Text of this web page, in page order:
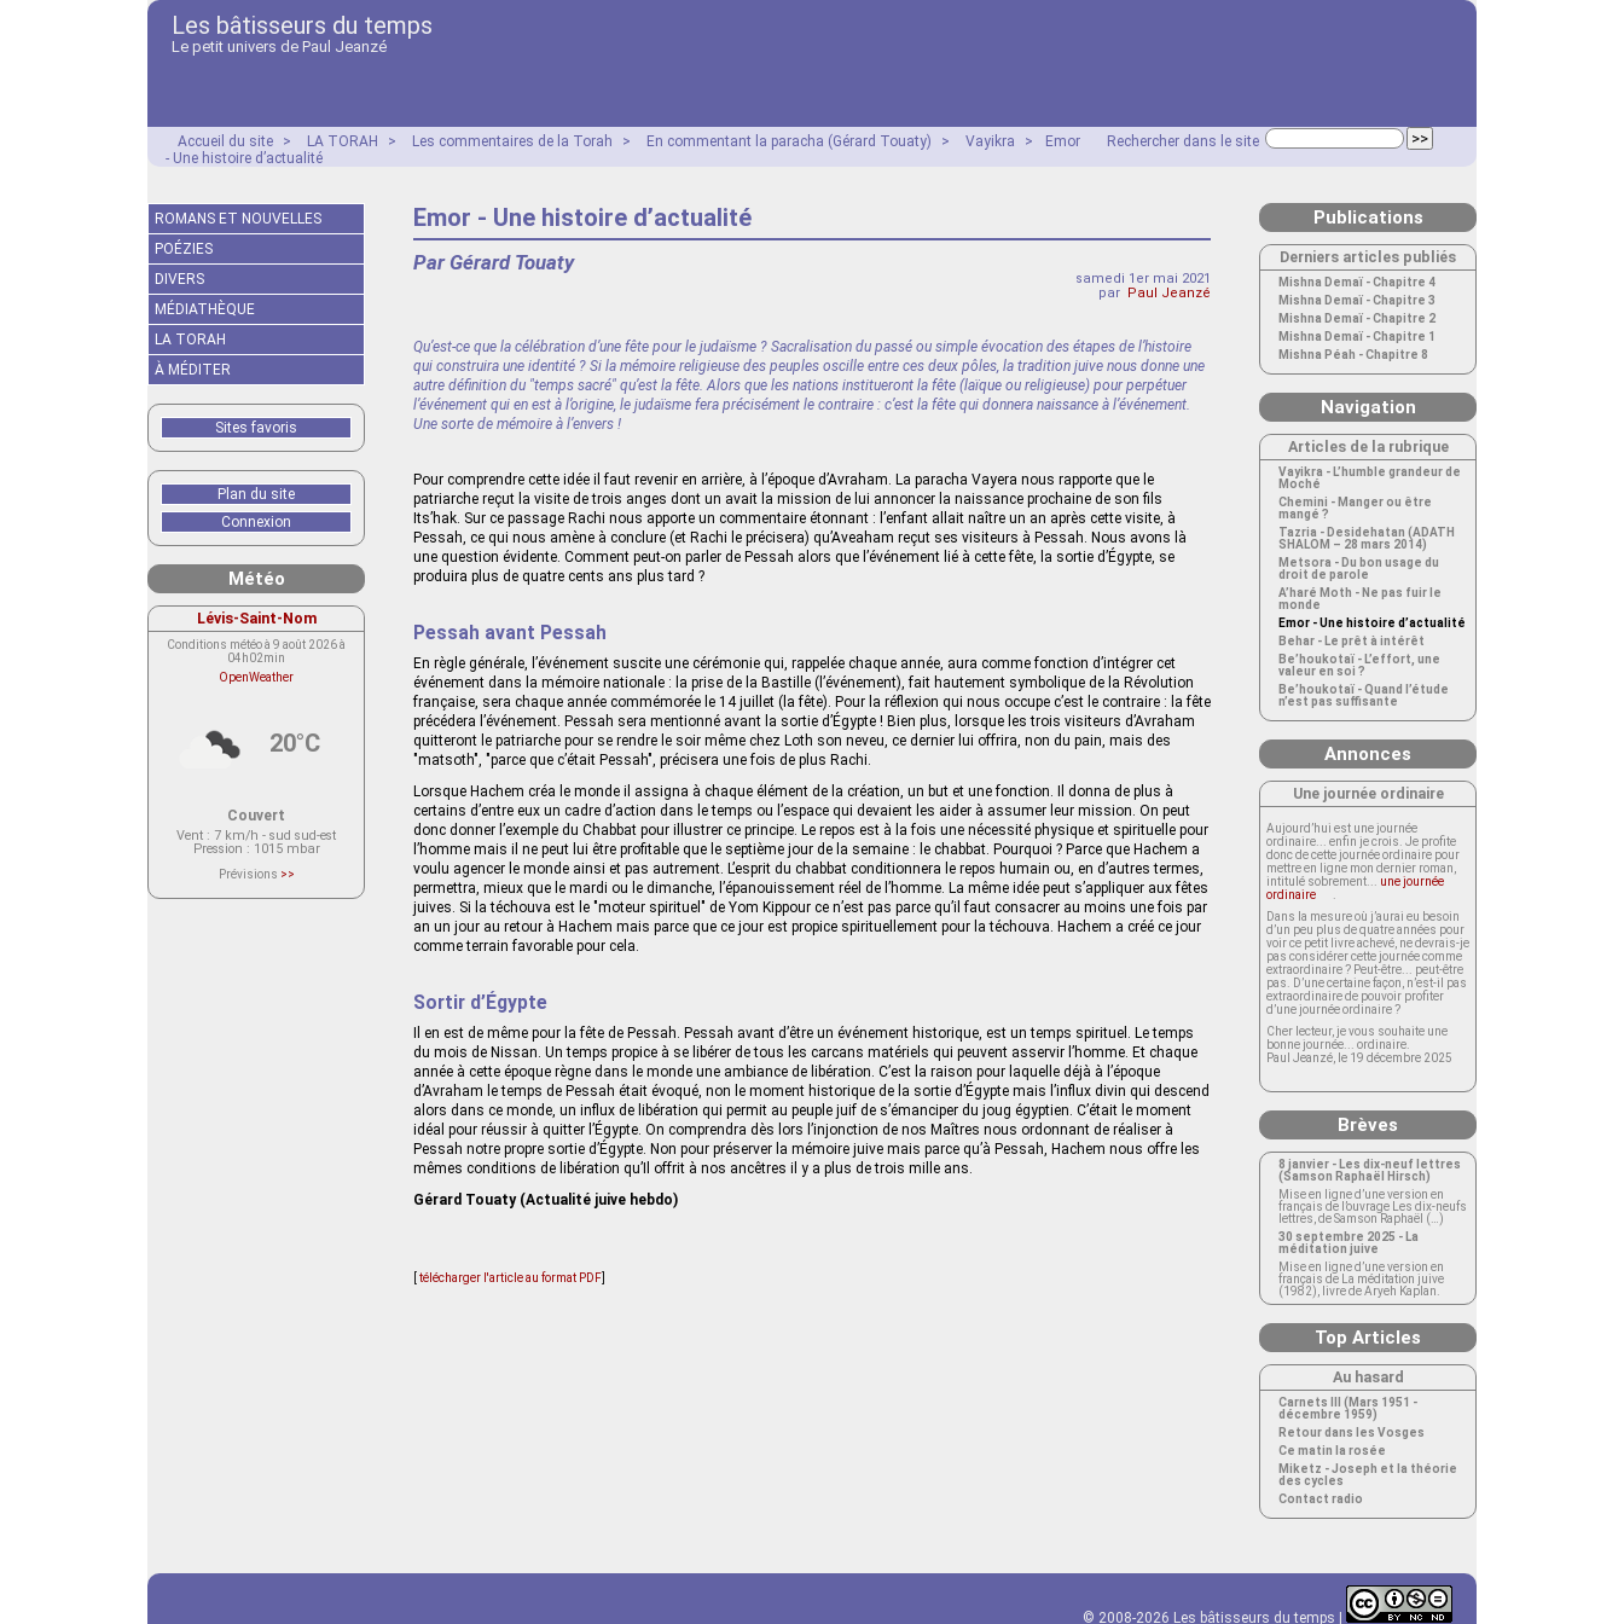
Les bâtisseurs du temps
Le petit univers de Paul Jeanzé
Rechercher dans le site
Accueil du site > LA TORAH > Les commentaires de la Torah > En commentant la paracha (Gérard Touaty) > Vayikra >
Emor
- Une histoire d’actualité
Emor - Une histoire d’actualité
Par Gérard Touaty
samedi 1er mai 2021
par Paul Jeanzé
Qu’est-ce que la célébration d’une fête pour le judaïsme ? Sacralisation du passé ou simple évocation des étapes de l’histoire
qui construira une identité ? Si la mémoire religieuse des peuples oscille entre ces deux pôles, la tradition juive nous donne une
autre définition du "temps sacré" qu’est la fête. Alors que les nations institueront la fête (laïque ou religieuse) pour perpétuer
l’événement qui en est à l’origine, le judaïsme fera précisément le contraire : c’est la fête qui donnera naissance à l’événement.
Une sorte de mémoire à l’envers !
Pour comprendre cette idée il faut revenir en arrière, à l’époque d’Avraham. La paracha Vayera nous rapporte que le
patriarche reçut la visite de trois anges dont un avait la mission de lui annoncer la naissance prochaine de son fils
Its’hak. Sur ce passage Rachi nous apporte un commentaire étonnant : l’enfant allait naître un an après cette visite, à
Pessah, ce qui nous amène à conclure (et Rachi le précisera) qu’Aveaham reçut ses visiteurs à Pessah. Nous avons là
une question évidente. Comment peut-on parler de Pessah alors que l’événement lié à cette fête, la sortie d’Égypte, se
produira plus de quatre cents ans plus tard ?
Pessah avant Pessah
En règle générale, l’événement suscite une cérémonie qui, rappelée chaque année, aura comme fonction d’intégrer cet
événement dans la mémoire nationale : la prise de la Bastille (l’événement), fait hautement symbolique de la Révolution
française, sera chaque année commémorée le 14 juillet (la fête). Pour la réflexion qui nous occupe c’est le contraire : la fête
précédera l’événement. Pessah sera mentionné avant la sortie d’Égypte ! Bien plus, lorsque les trois visiteurs d’Avraham
quitteront le patriarche pour se rendre le soir même chez Loth son neveu, ce dernier lui offrira, non du pain, mais des
"matsoth", "parce que c’était Pessah", précisera une fois de plus Rachi.
Lorsque Hachem créa le monde il assigna à chaque élément de la création, un but et une fonction. Il donna de plus à
certains d’entre eux un cadre d’action dans le temps ou l’espace qui devaient les aider à assumer leur mission. On peut
donc donner l’exemple du Chabbat pour illustrer ce principe. Le repos est à la fois une nécessité physique et spirituelle pour
l’homme mais il ne peut lui être profitable que le septième jour de la semaine : le chabbat. Pourquoi ? Parce que Hachem a
voulu agencer le monde ainsi et pas autrement. L’esprit du chabbat conditionnera le repos humain ou, en d’autres termes,
permettra, mieux que le mardi ou le dimanche, l’épanouissement réel de l’homme. La même idée peut s’appliquer aux fêtes
juives. Si la téchouva est le "moteur spirituel" de Yom Kippour ce n’est pas parce qu’il faut consacrer au moins une fois par
an un jour au retour à Hachem mais parce que ce jour est propice spirituellement pour la téchouva. Hachem a créé ce jour
comme terrain favorable pour cela.
Sortir d’Égypte
Il en est de même pour la fête de Pessah. Pessah avant d’être un événement historique, est un temps spirituel. Le temps
du mois de Nissan. Un temps propice à se libérer de tous les carcans matériels qui peuvent asservir l’homme. Et chaque
année à cette époque règne dans le monde une ambiance de libération. C’est la raison pour laquelle déjà à l’époque
d’Avraham le temps de Pessah était évoqué, non le moment historique de la sortie d’Égypte mais l’influx divin qui descend
alors dans ce monde, un influx de libération qui permit au peuple juif de s’émanciper du joug égyptien. C’était le moment
idéal pour réussir à quitter l’Égypte. On comprendra dès lors l’injonction de nos Maîtres nous ordonnant de réaliser à
Pessah notre propre sortie d’Égypte. Non pour préserver la mémoire juive mais parce qu’à Pessah, Hachem nous offre les
mêmes conditions de libération qu’Il offrit à nos ancêtres il y a plus de trois mille ans.
Gérard Touaty (Actualité juive hebdo)
télécharger l'article au format PDF
ROMANS ET NOUVELLES
POÉZIES
DIVERS
MÉDIATHÈQUE
LA TORAH
À MÉDITER
Sites favoris
Plan du site
Connexion
Météo
Lévis-Saint-Nom
Conditions météo à 9 août 2026 à
04h02min
OpenWeather
20°C
Couvert
Vent : 7 km/h - sud sud-est
Pression : 1015 mbar
Prévisions >>
actuellement aucune prévision
Publications
Derniers articles publiés
Mishna Demaï - Chapitre 4
Mishna Demaï - Chapitre 3
Mishna Demaï - Chapitre 2
Mishna Demaï - Chapitre 1
Mishna Péah - Chapitre 8
Navigation
Articles de la rubrique
Vayikra - L’humble grandeur de
Moché
Chemini - Manger ou être
mangé ?
Tazria - Desidehatan (ADATH
SHALOM – 28 mars 2014)
Metsora - Du bon usage du
droit de parole
A’haré Moth - Ne pas fuir le
monde
Emor - Une histoire d’actualité
Behar - Le prêt à intérêt
Be’houkotaï - L’effort, une
valeur en soi ?
Be’houkotaï - Quand l’étude
n’est pas suffisante
Annonces
Une journée ordinaire
Aujourd’hui est une journée
ordinaire... enfin je crois. Je profite
donc de cette journée ordinaire pour
mettre en ligne mon dernier roman,
intitulé sobrement... une journée
ordinaire
Dans la mesure où j’aurai eu besoin
d’un peu plus de quatre années pour
voir ce petit livre achevé, ne devrais-je
pas considérer cette journée comme
extraordinaire ? Peut-être... peut-être
pas. D’une certaine façon, n’est-il pas
extraordinaire de pouvoir profiter
d’une journée ordinaire ?
Cher lecteur, je vous souhaite une
bonne journée... ordinaire.
Paul Jeanzé, le 19 décembre 2025
Brèves
8 janvier - Les dix-neuf lettres
(Samson Raphaël Hirsch)
Mise en ligne d’une version en
français de l’ouvrage Les dix-neufs
lettres, de Samson Raphaël (…)
30 septembre 2025 - La
méditation juive
Mise en ligne d’une version en
français de La méditation juive
(1982), livre de Aryeh Kaplan.
Top Articles
Au hasard
Carnets III (Mars 1951 -
décembre 1959)
Retour dans les Vosges
Ce matin la rosée
Miketz - Joseph et la théorie
des cycles
Contact radio
© 2008-2026 Les bâtisseurs du temps |